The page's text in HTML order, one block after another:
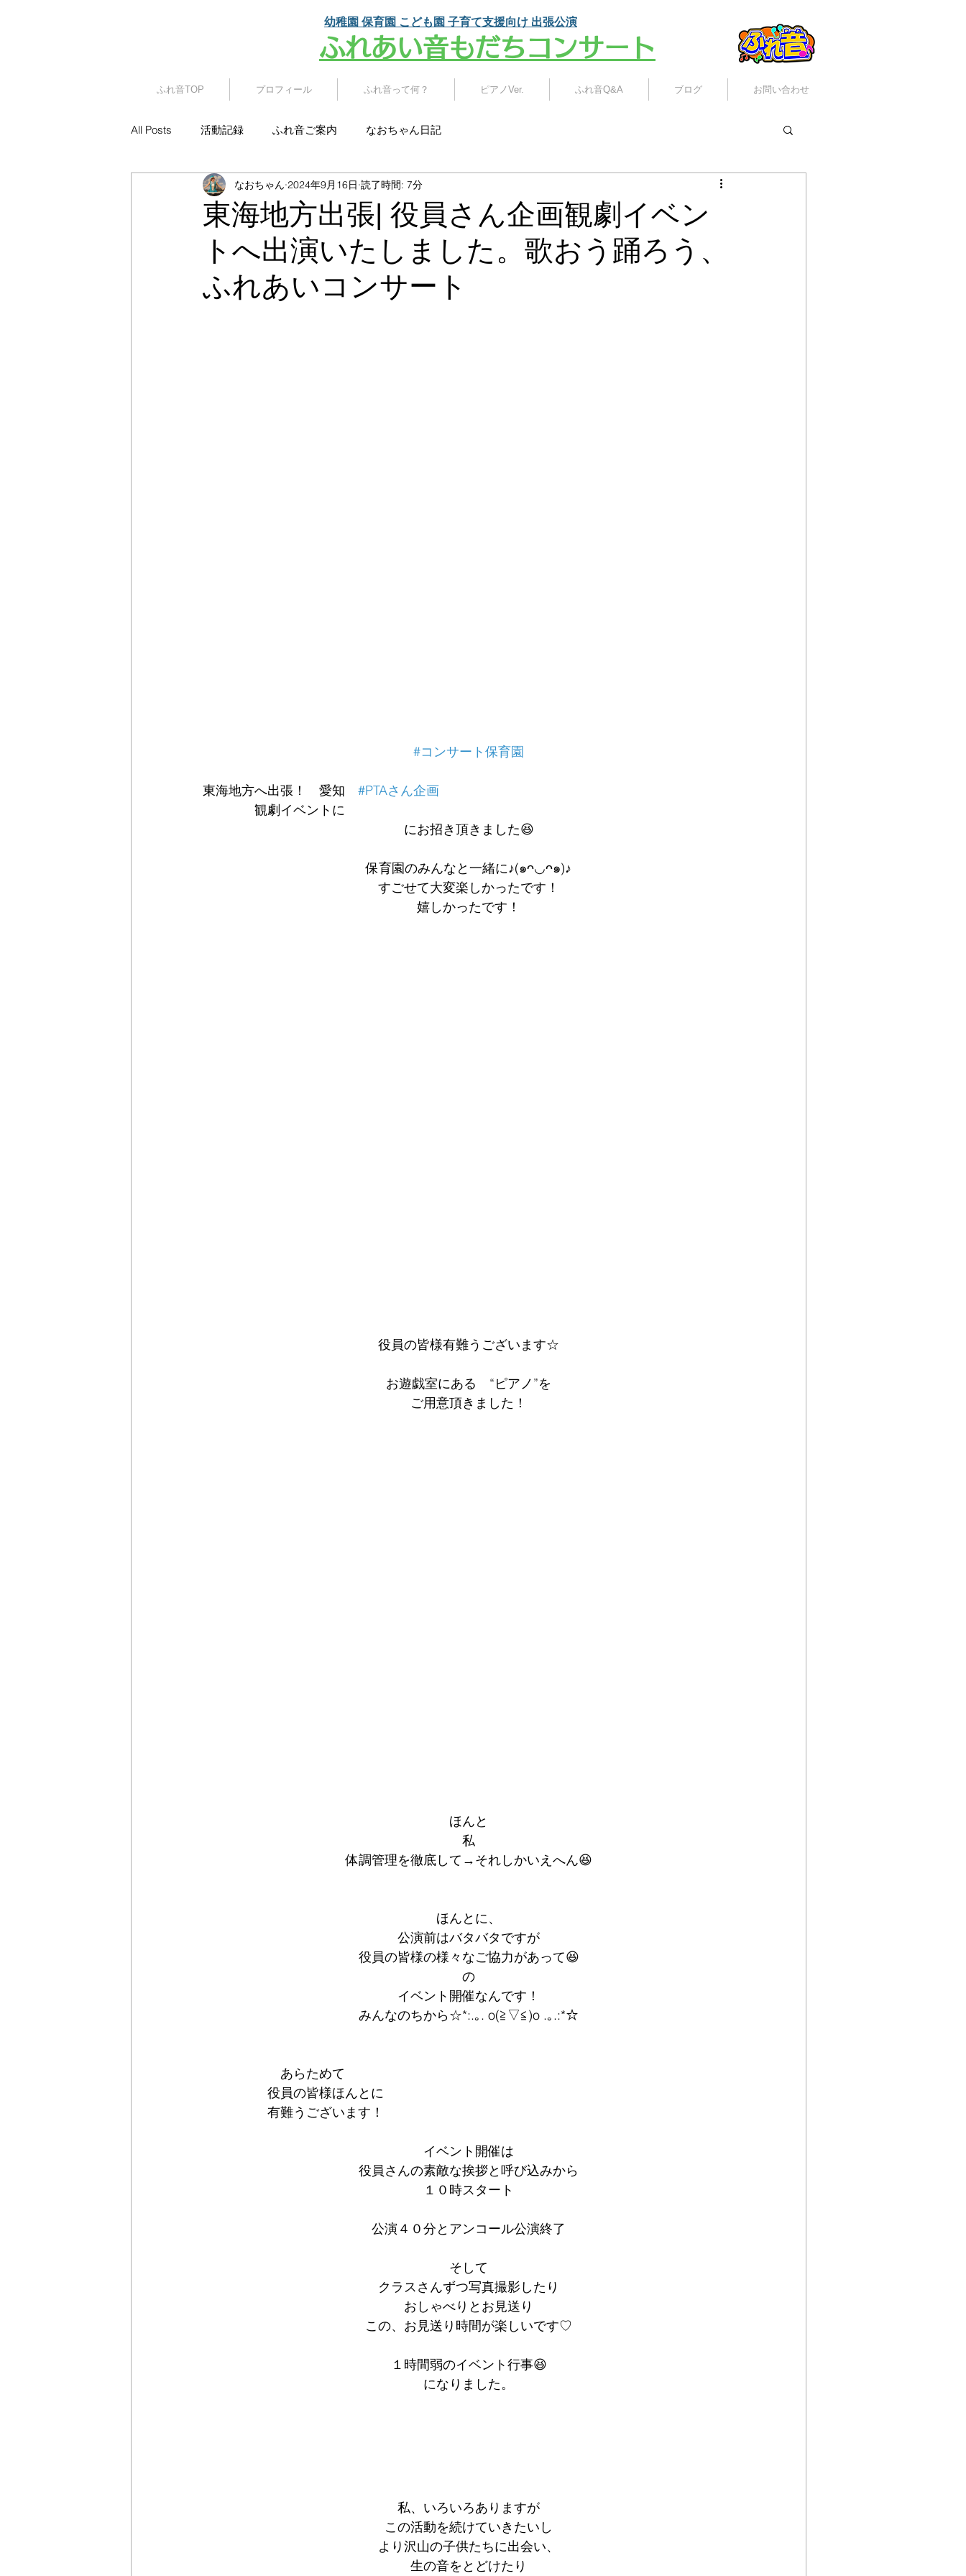
幼稚園 保育園 こども園 子育て支援向け 出張公演
​ふれあい音もだちコンサート
ふれ音TOP プロフィール ふれ音って何？ ピアノVer. ふれ音Q&A ブログ お問い合わせ
All Posts 活動記録 ふれ音ご案内 なおちゃん日記
東海地方出張| 役員さん企画観劇イベン
トへ出演いたしました。歌おう踊ろう、
ふれあいコンサート
なおちゃん 2024年9月16日 読了時間: 7分
#コンサート保育園
東海地方へ出張！　愛知 #PTAさん企画
観劇イベントに
にお招き頂きました😆
保育園のみんなと一緒に♪(๑ᴖ◡ᴖ๑)♪
すごせて大変楽しかったです！
嬉しかったです！
役員の皆様有難うございます☆
お遊戯室にある　“ピアノ”を
ご用意頂きました！
ほんと
私
体調管理を徹底して→それしかいえへん😆
ほんとに、
公演前はバタバタですが
役員の皆様の様々なご協力があって😆
の
イベント開催なんです！
みんなのちから☆*:.｡. o(≧▽≦)o .｡.:*☆
あらためて
役員の皆様ほんとに
有難うございます！
イベント開催は
役員さんの素敵な挨拶と呼び込みから
１０時スタート
公演４０分とアンコール公演終了
そして
クラスさんずつ写真撮影したり
おしゃべりとお見送り
この、お見送り時間が楽しいです♡
１時間弱のイベント行事😆
になりました。
私、いろいろありますが
この活動を続けていきたいし
より沢山の子供たちに出会い、
生の音をとどけたり